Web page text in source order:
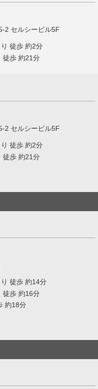
2 セルシービル5F
徒歩 約2分
徒歩 約21分
2 セルシービル5F
徒歩 約2分
徒歩 約21分
徒歩 約14分
徒歩 約16分
約18分